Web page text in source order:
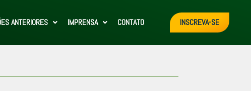
ANTERIORES IMPRENSA CONTATO INSCREVA-SE